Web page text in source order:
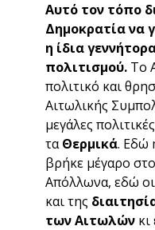
Αυτό τον τόπο
Δημοκρατία να
η ίδια
πολιτισμού.Το
πολιτικό και
Αιτωλικής
μεγάλες
ταΘερμικά. Εδώ
βρήκε μέγαρο
Απόλλωνα, εδώ
και της
των Αιτωλώνκι